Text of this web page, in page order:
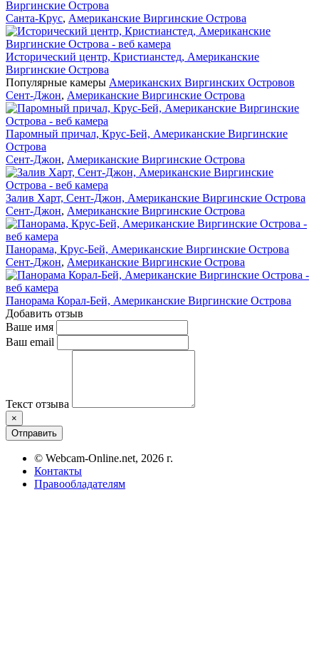
Виргинские Острова
Санта-Крус, Американские Виргинские Острова
Исторический центр, Кристианстед, Американские
Виргинские Острова
Популярные камеры Американских Виргинских Островов
Сент-Джон, Американские Виргинские Острова
Паромный причал, Крус-Бей, Американские Виргинские
Острова
Сент-Джон, Американские Виргинские Острова
Залив Харт, Сент-Джон, Американские Виргинские Острова
Сент-Джон, Американские Виргинские Острова
Панорама, Крус-Бей, Американские Виргинские Острова
Сент-Джон, Американские Виргинские Острова
Панорама Корал-Бей, Американские Виргинские Острова
Добавить отзыв
Ваше имя
Ваш email
Текст отзыва
×
Отправить
© Webcam-Online.net, 2026 г.
Контакты
Правообладателям